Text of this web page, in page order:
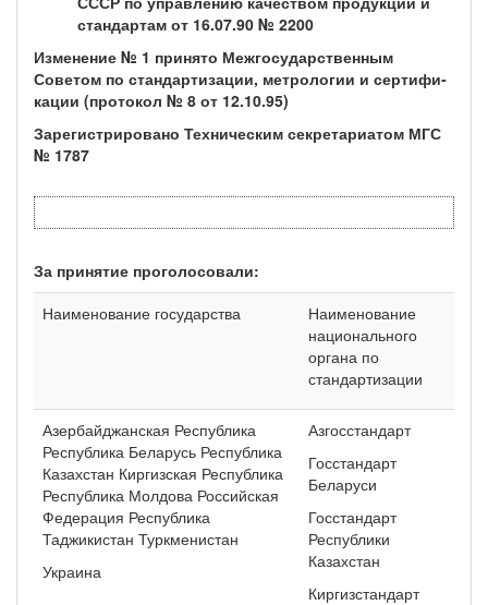
стандартам от 16.07.90 № 2200
Изменение № 1 принято Межгосударственным
Советом по стандартизации, метрологии и сертифи­
кации (протокол № 8 от 12.10.95)
Зарегистрировано Техническим секретариатом МГС
№ 1787
За принятие проголосовали:
Наименование государства
Наименование
национального
органа по
стандартизации
Азербайджанская Республика
Республика Беларусь Республика
Казахстан Киргизская Республика
Республика Молдова Российская
Федерация Республика
Таджикистан Туркменистан
Украина
Азгосстандарт
Госстандарт
Беларуси
Госстандарт
Республики
Казахстан
Киргизстандарт